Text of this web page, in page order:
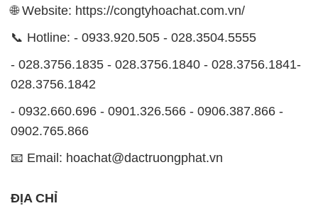
🌐 Website: https://congtyhoachat.com.vn/
📞 Hotline: - 0933.920.505 - 028.3504.5555
- 028.3756.1835 - 028.3756.1840 - 028.3756.1841-
028.3756.1842
- 0932.660.696 - 0901.326.566 - 0906.387.866 -
0902.765.866
📧 Email: hoachat@dactruongphat.vn
ĐỊA CHỈ